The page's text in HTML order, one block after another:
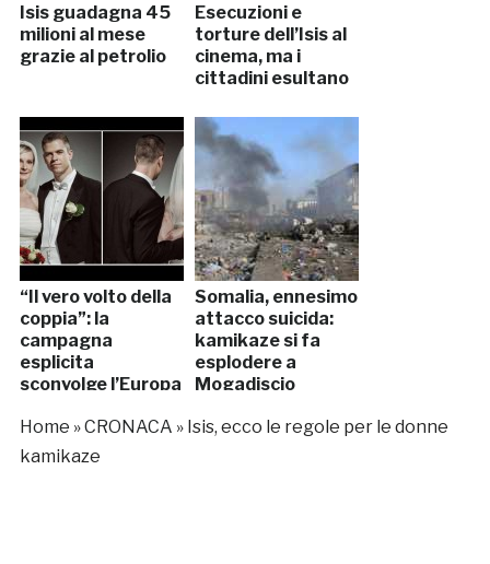
Isis guadagna 45
milioni al mese
grazie al petrolio
Esecuzioni e
torture dell’Isis al
cinema, ma i
cittadini esultano
“Il vero volto della
coppia”: la
campagna
esplicita
sconvolge l’Europa
Somalia, ennesimo
attacco suicida:
kamikaze si fa
esplodere a
Mogadiscio
Home »CRONACA » Isis, ecco le regole per le donne
kamikaze